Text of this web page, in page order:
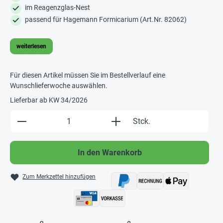
im Reagenzglas-Nest
passend für Hagemann Formicarium (Art.Nr. 82062)
weiterlesen
Für diesen Artikel müssen Sie im Bestellverlauf eine
Wunschlieferwoche auswählen.
Lieferbar ab KW 34/2026
Produkt Anzahl: Gib den gewünschten
Stck.
In den Warenkorb
Zum Merkzettel hinzufügen